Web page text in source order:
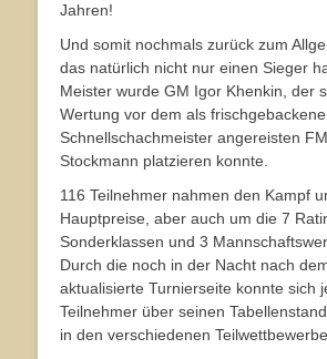
Jahren!
Und somit nochmals zurück zum
das natürlich nicht nur einen Sieger
Meister wurde GM Igor Khenkin, der
Wertung vor dem als
Schnellschachmeister angereisten
Stockmann platzieren konnte.
116 Teilnehmer nahmen den Kampf
Hauptpreise, aber auch um die 7
Sonderklassen und 3
Durch die noch in der Nacht nach
aktualisierte Turnierseite konnte sich
Teilnehmer über seinen
in den verschiedenen